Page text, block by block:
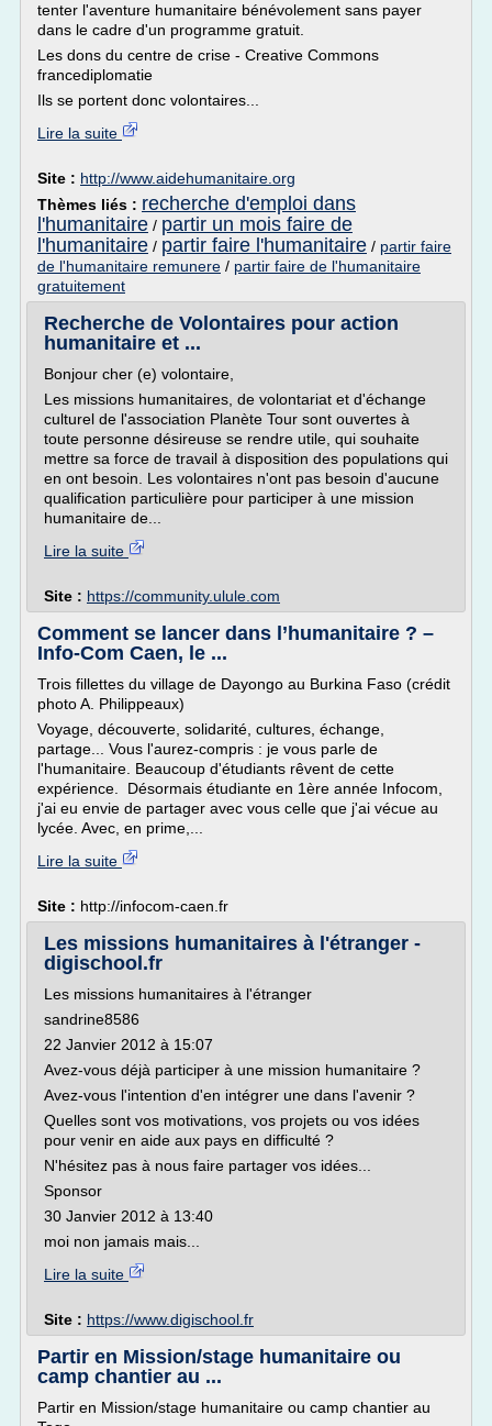
tenter l'aventure humanitaire bénévolement sans payer
dans le cadre d'un programme gratuit.
Les dons du centre de crise - Creative Commons
francediplomatie
Ils se portent donc volontaires...
Lire la suite
Site : http://www.aidehumanitaire.org
Thèmes liés : recherche d'emploi dans
l'humanitaire / partir un mois faire de
l'humanitaire / partir faire l'humanitaire / partir faire
de l'humanitaire remunere / partir faire de l'humanitaire
gratuitement
Recherche de Volontaires pour action
humanitaire et ...
Bonjour cher (e) volontaire,
Les missions humanitaires, de volontariat et d'échange
culturel de l'association Planète Tour sont ouvertes à
toute personne désireuse se rendre utile, qui souhaite
mettre sa force de travail à disposition des populations qui
en ont besoin. Les volontaires n'ont pas besoin d'aucune
qualification particulière pour participer à une mission
humanitaire de...
Lire la suite
Site : https://community.ulule.com
Comment se lancer dans l’humanitaire ? –
Info-Com Caen, le ...
Trois fillettes du village de Dayongo au Burkina Faso (crédit
photo A. Philippeaux)
Voyage, découverte, solidarité, cultures, échange,
partage... Vous l'aurez-compris : je vous parle de
l'humanitaire. Beaucoup d'étudiants rêvent de cette
expérience. Désormais étudiante en 1ère année Infocom,
j'ai eu envie de partager avec vous celle que j'ai vécue au
lycée. Avec, en prime,...
Lire la suite
Site : http://infocom-caen.fr
Les missions humanitaires à l'étranger -
digischool.fr
Les missions humanitaires à l'étranger
sandrine8586
22 Janvier 2012 à 15:07
Avez-vous déjà participer à une mission humanitaire ?
Avez-vous l'intention d'en intégrer une dans l'avenir ?
Quelles sont vos motivations, vos projets ou vos idées
pour venir en aide aux pays en difficulté ?
N'hésitez pas à nous faire partager vos idées...
Sponsor
30 Janvier 2012 à 13:40
moi non jamais mais...
Lire la suite
Site : https://www.digischool.fr
Partir en Mission/stage humanitaire ou
camp chantier au ...
Partir en Mission/stage humanitaire ou camp chantier au